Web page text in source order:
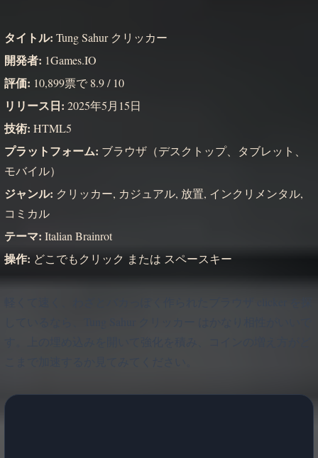
タイトル: Tung Sahur クリッカー
開発者: 1Games.IO
評価: 10,899票で 8.9 / 10
リリース日: 2025年5月15日
技術: HTML5
プラットフォーム: ブラウザ（デスクトップ、タブレット、
モバイル）
ジャンル: クリッカー, カジュアル, 放置, インクリメンタル,
コミカル
テーマ: Italian Brainrot
操作: どこでもクリック または スペースキー